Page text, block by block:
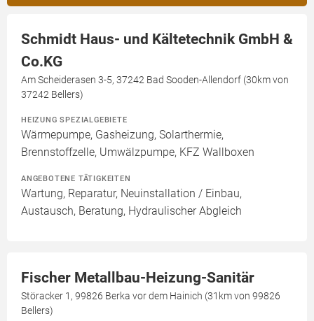
Schmidt Haus- und Kältetechnik GmbH &
Co.KG
Am Scheiderasen 3-5, 37242 Bad Sooden-Allendorf (30km von
37242 Bellers)
HEIZUNG SPEZIALGEBIETE
Wärmepumpe, Gasheizung, Solarthermie,
Brennstoffzelle, Umwälzpumpe, KFZ Wallboxen
ANGEBOTENE TÄTIGKEITEN
Wartung, Reparatur, Neuinstallation / Einbau,
Austausch, Beratung, Hydraulischer Abgleich
Fischer Metallbau-Heizung-Sanitär
Störacker 1, 99826 Berka vor dem Hainich (31km von 99826
Bellers)